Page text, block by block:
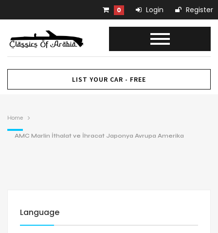
0 Login Register
LIST YOUR CAR - FREE
Home
AMC Marlin İthalat ve İhracat Japonya Avrupa Amerika
Language